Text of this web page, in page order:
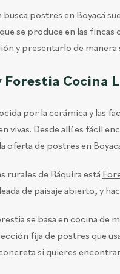
busca postres en Boyacá
se produce en las fincas
y presentarlo de manera
Forestia Cocina
por la cerámica y las
vivas. Desde allí es fácil
oferta de postres en
rurales de Ráquira está
de paisaje abierto, y
se basa en cocina
fija de postres que
si quieres